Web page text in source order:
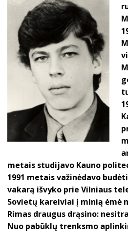
metais studijavo Kauno
1991 metais važinėdavo
vakarą išvyko prie Vilniaus
Sovietų kareiviai į minią ėmė
Rimas draugus drąsino:
Nuo pabūklų trenksmo